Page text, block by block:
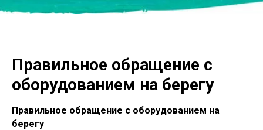
Правильное обращение с
оборудованием на берегу
Правильное обращение с оборудованием на
берегу